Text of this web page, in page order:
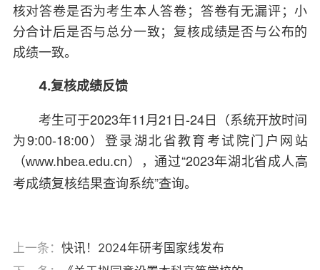
核对答卷是否为考生本人答卷；答卷有无漏评；小
分合计后是否与总分一致；复核成绩是否与公布的
成绩一致。
4.复核成绩反馈
考生可于2023年11月21日-24日（系统开放时间
为9:00-18:00）登录湖北省教育考试院门户网站
（www.hbea.edu.cn），通过“2023年湖北省成人高
考成绩复核结果查询系统”查询。
上一条： 快讯！2024年研考国家线发布